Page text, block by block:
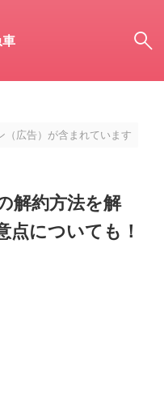
広告）が含まれています
解約方法を解
点についても！